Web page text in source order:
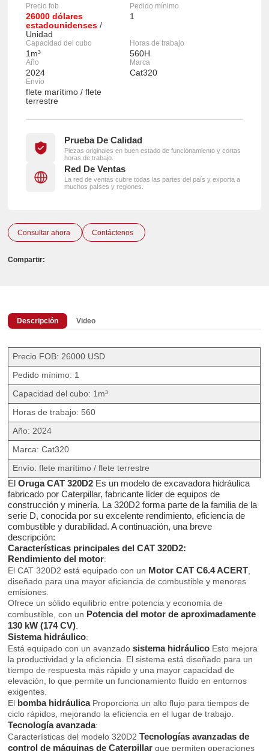
Precio fob
26000 dólares
estadounidenses /
Unidad
Pedido mínimo
1
Capacidad del cubo
1m³
Horas de trabajo
560H
Año
2024
Marca
Cat320
Envío
flete marítimo / flete
terrestre
Prueba De Calidad
Piezas originales en buen estado de funcionamiento y cortas
horas de trabajo.
Red De Ventas
La red de ventas cubre todas las partes del país y exporta a
muchos países y regiones.
Consultar ahora Contáctenos
Compartir:
Descripción Video
Precio FOB: 26000 USD
Pedido mínimo: 1
Capacidad del cubo: 1m³
Horas de trabajo: 560
Año: 2024
Marca: Cat320
Envío: flete marítimo / flete terrestre
ElOruga CAT 320D2 Es un modelo de excavadora hidráulica
fabricado por Caterpillar, fabricante líder de equipos de
construcción y minería. La 320D2 forma parte de la familia de la
serie D, conocida por su excelente rendimiento, eficiencia de
combustible y durabilidad. A continuación, una breve
descripción:
Características principales del CAT 320D2:
Rendimiento del motor:
El CAT 320D2 está equipado con un Motor CAT C6.4 ACERT,
diseñado para una mayor eficiencia de combustible y menores
emisiones.
Ofrece un sólido equilibrio entre potencia y economía de
combustible, con un Potencia del motor de aproximadamente
130 kW (174 CV).
Sistema hidráulico:
Está equipado con un avanzadosistema hidráulico Esto mejora
la productividad y la eficiencia. El sistema está diseñado para un
tiempo de respuesta más rápido y una mayor capacidad de
elevación, lo que permite un funcionamiento fluido en entornos
exigentes.
El bomba hidráulicaProporciona un alto flujo para tiempos de
ciclo rápidos, mejorando la eficiencia en el lugar de trabajo.
Tecnología avanzada:
Características del modelo 320D2Tecnologías avanzadas de
control de máquinas de Caterpillar que permiten operaciones